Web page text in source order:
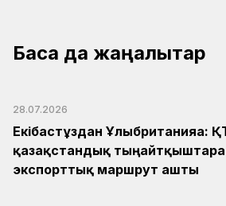
Басқа да жаңалықтар
28.07.2026
Екібастұздан Ұлыбританияға:
қазақстандық
экспорттық маршрут ашты